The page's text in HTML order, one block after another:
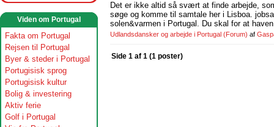
Viden om Portugal
Fakta om Portugal
Rejsen til Portugal
Byer & steder i Portugal
Portugisisk sprog
Portugisisk kultur
Bolig & investering
Aktiv ferie
Golf i Portugal
Det er ikke altid så svært at finde arbejde,
søge og komme til samtale her i Lisboa.
solen&varmen i Portugal. Du skal for at
Udlandsdansker og arbejde i Portugal (Forum) af
Side 1 af 1 (1 poster)